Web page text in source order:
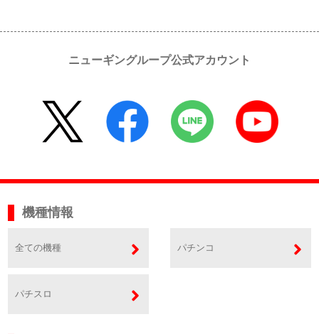
ニューギングループ公式アカウント
機種情報
全ての機種 パチンコ
パチスロ